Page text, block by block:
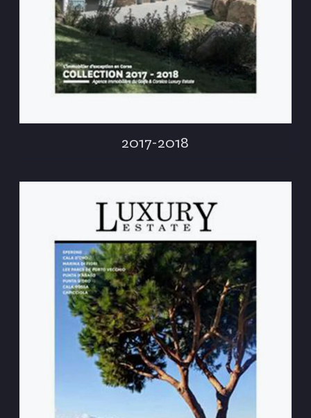
2017-2018